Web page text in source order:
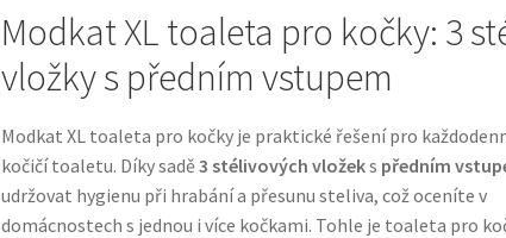
Modkat XL toaleta pro kočky: 3
vložky s předním vstupem
Modkat XL toaleta pro kočky je praktické řešení pro
kočičí toaletu. Díky sadě3 stélivových vložeks předním
udržovat hygienu při hrabání a přesunu steliva, což oceníte v
domácnostech s jednou i více kočkami. Tohle je toaleta pro